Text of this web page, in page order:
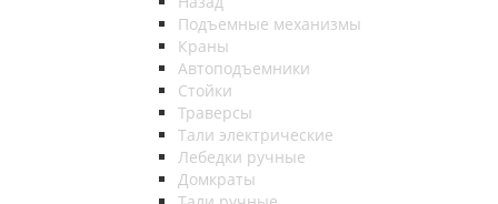
Подъемные механизмы
Краны
Автоподъемники
Стойки
Траверсы
Тали электрические
Лебедки ручные
Домкраты